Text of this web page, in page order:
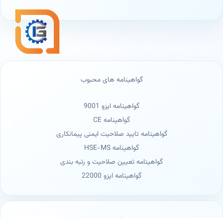
گواهینامه های محبوب
گواهینامه ایزو 9001
گواهینامه CE
گواهینامه تایید صلاحیت ایمنی پیمانکاری
گواهینامه HSE-MS
گواهینامه تعیین صلاحیت و رتبه بندی
گواهینامه ایزو 22000